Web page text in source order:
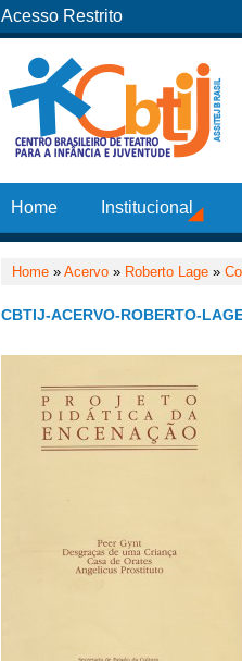
Acesso Restrito
Home Institucional
Home » Acervo » Roberto Lage »
CBTIJ-ACERVO-ROBERTO-